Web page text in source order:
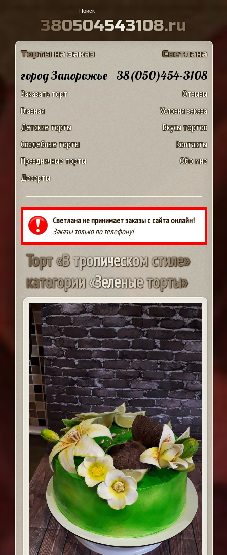
380504543108.ru
Торты на заказ
город Запорожье
Заказать торт
Главная
Детские торты
Свадебные торты
Праздничные торты
Десерты
Светлана
38(050)454-3108
Отзывы
Условия заказа
Вкусы тортов
Контакты
Обо мне
Светлана не принимает заказы с сайта онлайн!
Заказы только по телефону!
Торт«Втропическомстиле»
категории«Зеленыеторты»